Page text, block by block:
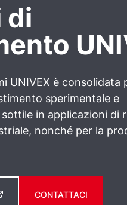
di
UNIVEX è consolidata
sperimentale e
in applicazioni di
nonché per la
CONTATTACI